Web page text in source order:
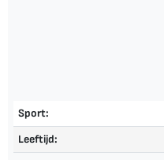
Sport:
Leeftijd: